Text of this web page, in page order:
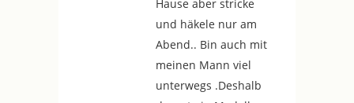
Hause aber stricke
und häkele nur am
Abend.. Bin auch mit
meinen Mann viel
unterwegs .Deshalb